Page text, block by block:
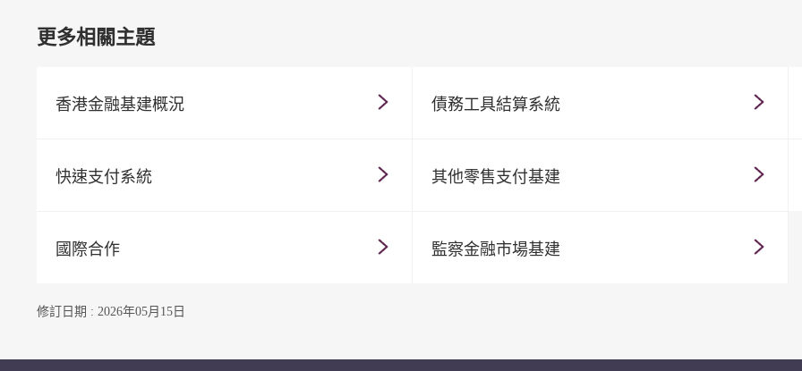
更多相關主題
香港金融基建概況 債務工具結算系統
快速支付系統 其他零售支付基建
國際合作 監察金融市場基建
修訂日期 : 2026年05月15日